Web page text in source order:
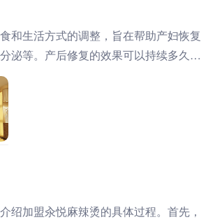
和生活方式的调整，旨在帮助产妇恢复
泌等。产后修复的效果可以持续多久取
绍加盟汆悦麻辣烫的具体过程。首先，